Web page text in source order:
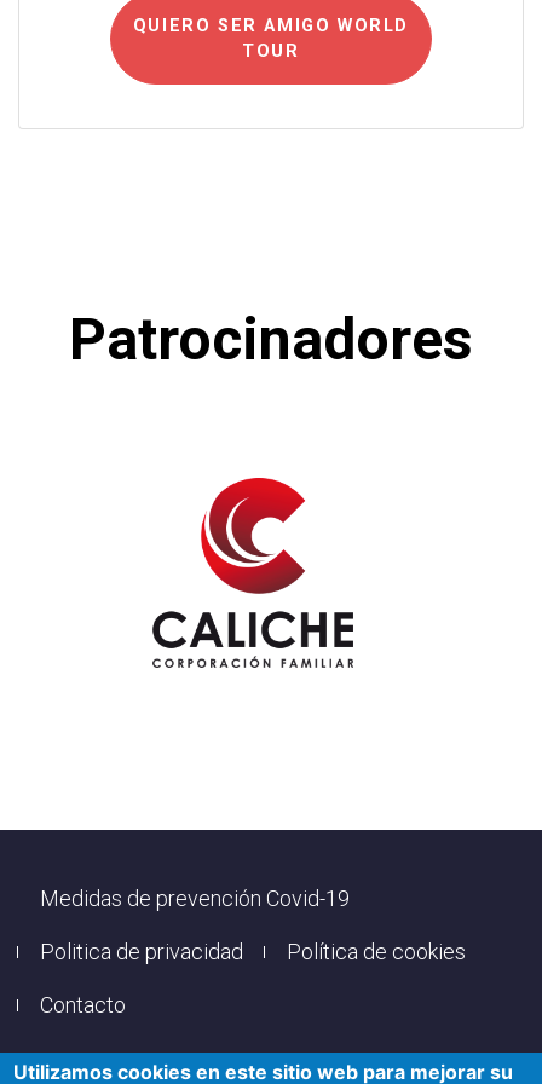
QUIERO SER AMIGO WORLD
TOUR
Patrocinadores
Footer
Medidas de prevención Covid-19
Politica de privacidad Política de cookies
Contacto
Utilizamos cookies en este sitio web para mejorar su